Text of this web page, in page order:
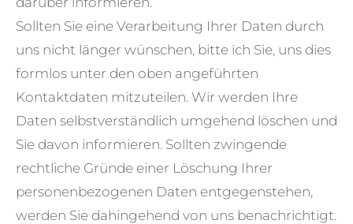
Sollten Sie eine Verarbeitung Ihrer Daten durch
uns nicht länger wünschen, bitte ich Sie, uns dies
formlos unter den oben angeführten
Kontaktdaten mitzuteilen. Wir werden Ihre
Daten selbstverständlich umgehend löschen und
Sie davon informieren. Sollten zwingende
rechtliche Gründe einer Löschung Ihrer
personenbezogenen Daten entgegenstehen,
werden Sie dahingehend von uns benachrichtigt.